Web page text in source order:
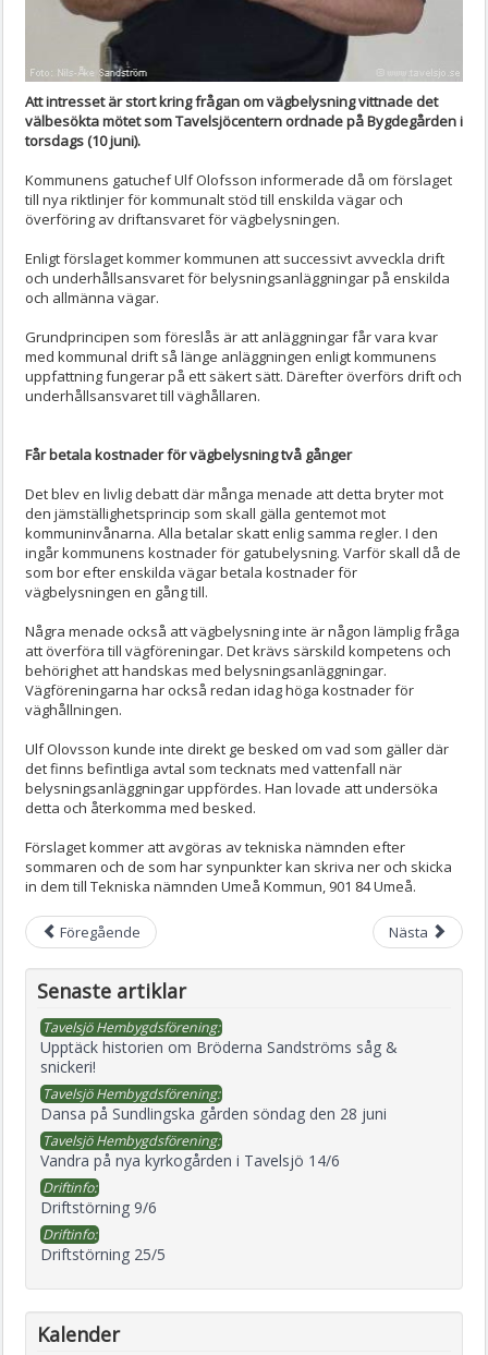
Att intresset är stort kring frågan om vägbelysning vittnade det
välbesökta mötet som Tavelsjöcentern ordnade på Bygdegården i
torsdags (10 juni).
Kommunens gatuchef Ulf Olofsson informerade då om förslaget
till nya riktlinjer för kommunalt stöd till enskilda vägar och
överföring av driftansvaret för vägbelysningen.
Enligt förslaget kommer kommunen att successivt avveckla drift
och underhållsansvaret för belysningsanläggningar på enskilda
och allmänna vägar.
Grundprincipen som föreslås är att anläggningar får vara kvar
med kommunal drift så länge anläggningen enligt kommunens
uppfattning fungerar på ett säkert sätt. Därefter överförs drift och
underhållsansvaret till väghållaren.
Får betala kostnader för vägbelysning två gånger
Det blev en livlig debatt där många menade att detta bryter mot
den jämställighetsprincip som skall gälla gentemot mot
kommuninvånarna. Alla betalar skatt enlig samma regler. I den
ingår kommunens kostnader för gatubelysning. Varför skall då de
som bor efter enskilda vägar betala kostnader för
vägbelysningen en gång till.
Några menade också att vägbelysning inte är någon lämplig fråga
att överföra till vägföreningar. Det krävs särskild kompetens och
behörighet att handskas med belysningsanläggningar.
Vägföreningarna har också redan idag höga kostnader för
väghållningen.
Ulf Olovsson kunde inte direkt ge besked om vad som gäller där
det finns befintliga avtal som tecknats med vattenfall när
belysningsanläggningar uppfördes. Han lovade att undersöka
detta och återkomma med besked.
Förslaget kommer att avgöras av tekniska nämnden efter
sommaren och de som har synpunkter kan skriva ner och skicka
in dem till Tekniska nämnden Umeå Kommun, 901 84 Umeå.
Föregående Nästa
Senaste artiklar
Tavelsjö Hembygdsförening:
Upptäck historien om Bröderna Sandströms såg &
snickeri!
Tavelsjö Hembygdsförening:
Dansa på Sundlingska gården söndag den 28 juni
Tavelsjö Hembygdsförening:
Vandra på nya kyrkogården i Tavelsjö 14/6
Driftinfo:
Driftstörning 9/6
Driftinfo:
Driftstörning 25/5
Kalender